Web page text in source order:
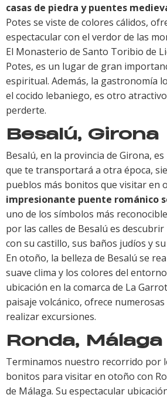
casas de piedra y puentes
Potes se viste de colores cálidos,
espectacular con el verdor de las
El Monasterio de Santo Toribio de
Potes, es un lugar de gran
espiritual. Además, la gastronomía
el cocido lebaniego, es otro
perderte.
Besalú, Girona
Besalú, en la provincia de Girona,
que te transportará a otra época,
pueblos más bonitos que visitar en
impresionante puente románico
uno de los símbolos más
por las calles de Besalú es
con su castillo, sus baños judíos y
En otoño, la belleza de Besalú se
suave clima y los colores del
ubicación en la comarca de La
paisaje volcánico, ofrece
realizar excursiones.
Ronda, Málaga
Terminamos nuestro recorrido por
bonitos para visitar en otoño con
de Málaga. Su espectacular